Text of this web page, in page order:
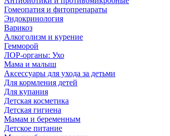
Гомеопатия и фитопрепараты
Эндокринология
Варикоз
Алкоголизм и курение
Гемморой
ЛОР-органы: Ухо
Мама и малыш
Аксессуары для ухода за детьми
Для кормления детей
Для купания
Детская косметика
Детская гигиена
Мамам и беременным
Детское питание